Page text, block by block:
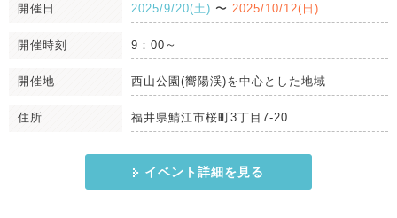
開催日 2025/9/20(土) 〜 2025/10/12(日)
開催時刻 9：00～
開催地 西山公園(嚮陽渓)を中心とした地域
住所 福井県鯖江市桜町3丁目7-20
イベント詳細を見る